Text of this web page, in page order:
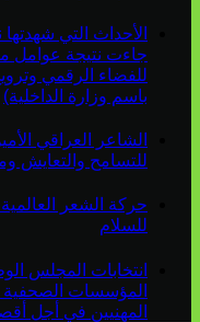
الأحداث التي
جاءت نتيجة عوامل
للفضاء الرقمي
باسم وزارة الداخلية)
الشاعر العراقي
للتسامح والتعايش
حركة الشعر
للسلام
انتخابات المجلس
المؤسسات الصحفية
المهنيين في أجل أقصاه 4